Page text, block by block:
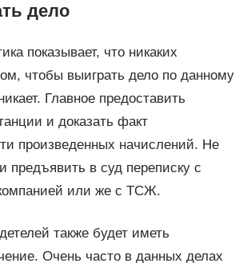
дело
показывает, что никаких
чтобы выиграть дело по данному
Главное предоставить
и доказать факт
произведенных начислений. Не
предъявить в суд переписку с
или же с ТСЖ.
также будет иметь
Очень часто в данных делах